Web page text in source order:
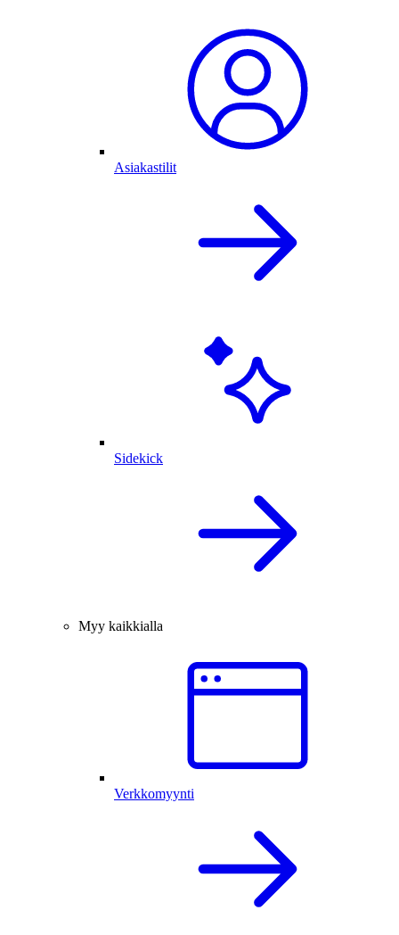
Asiakastilit
Sidekick
Myy kaikkialla
Verkkomyynti